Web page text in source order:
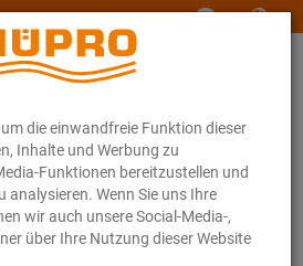
die einwandfreie Funktion dieser
Inhalte und Werbung zu
Funktionen bereitzustellen und
analysieren. Wenn Sie uns Ihre
wir auch unsere Social-Media-,
über Ihre Nutzung dieser Website
Lüftungsbefestigung
die Lüftungsbefestigung